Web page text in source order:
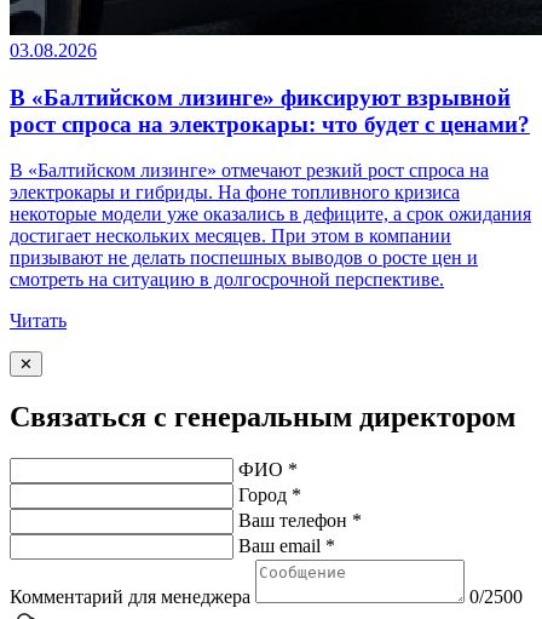
03.08.2026
В «Балтийском лизинге» фиксируют взрывной
рост спроса на электрокары: что будет с ценами?
В «Балтийском лизинге» отмечают резкий рост спроса на
электрокары и гибриды. На фоне топливного кризиса
некоторые модели уже оказались в дефиците, а срок ожидания
достигает нескольких месяцев. При этом в компании
призывают не делать поспешных выводов о росте цен и
смотреть на ситуацию в долгосрочной перспективе.
Читать
✕
Связаться с генеральным директором
ФИО *
Город *
Ваш телефон *
Ваш email *
Комментарий для менеджера 0/2500